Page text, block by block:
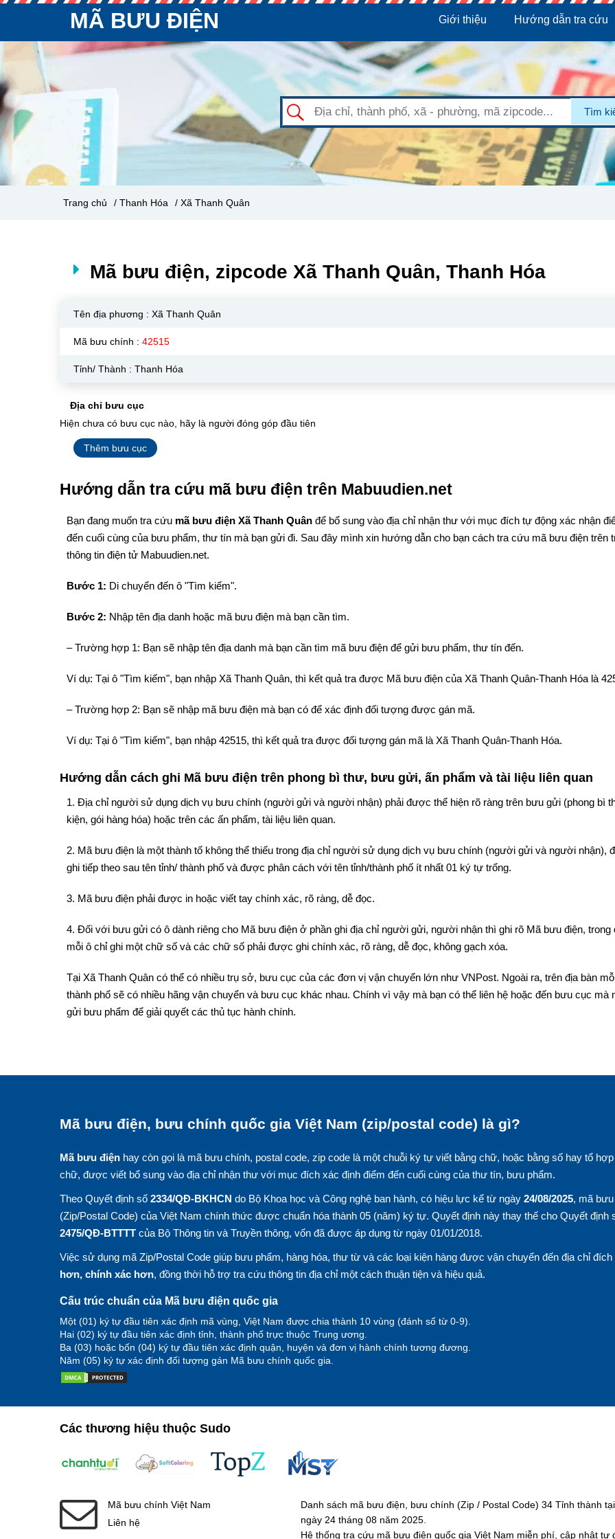
MÃ BƯU ĐIỆN Giới thiệu Hướng dẫn tra cứu
Tìm
Trang chủ / Thanh Hóa / Xã Thanh Quân
Mã bưu điện, zipcode Xã Thanh Quân, Thanh Hóa
Tên địa phương : Xã Thanh Quân
Mã bưu chính : 42515
Tỉnh/ Thành : Thanh Hóa
Địa chỉ bưu cục
Hiện chưa có bưu cục nào, hãy là người đóng góp đầu tiên
Thêm bưu cục
Hướng dẫn tra cứu mã bưu điện trên Mabuudien.net
Bạn đang muốn tra cứu mã bưu điện Xã Thanh Quân để bổ sung vào địa chỉ nhận thư với mục đích tự động xác nhận
đến cuối cùng của bưu phẩm, thư tín mà bạn gửi đi. Sau đây mình xin hướng dẫn cho bạn cách tra cứu mã bưu điện trên
thông tin điện tử Mabuudien.net.
Bước 1: Di chuyển đến ô "Tìm kiếm".
Bước 2: Nhập tên địa danh hoặc mã bưu điện mà bạn cần tìm.
– Trường hợp 1: Bạn sẽ nhập tên địa danh mà bạn cần tìm mã bưu điện để gửi bưu phẩm, thư tín đến.
Ví dụ: Tại ô "Tìm kiếm", bạn nhập Xã Thanh Quân, thì kết quả tra được Mã bưu điện của Xã Thanh Quân-Thanh Hóa là
– Trường hợp 2: Bạn sẽ nhập mã bưu điện mà bạn có để xác định đối tượng được gán mã.
Ví dụ: Tại ô "Tìm kiếm", bạn nhập 42515, thì kết quả tra được đối tượng gán mã là Xã Thanh Quân-Thanh Hóa.
Hướng dẫn cách ghi Mã bưu điện trên phong bì thư, bưu gửi, ấn phẩm và tài liệu liên quan
1. Địa chỉ người sử dụng dịch vụ bưu chính (người gửi và người nhận) phải được thể hiện rõ ràng trên bưu gửi (phong bì
kiện, gói hàng hóa) hoặc trên các ấn phẩm, tài liệu liên quan.
2. Mã bưu điện là một thành tố không thể thiếu trong địa chỉ người sử dụng dịch vụ bưu chính (người gửi và người nhận),
ghi tiếp theo sau tên tỉnh/ thành phố và được phân cách với tên tỉnh/thành phố ít nhất 01 ký tự trống.
3. Mã bưu điện phải được in hoặc viết tay chính xác, rõ ràng, dễ đọc.
4. Đối với bưu gửi có ô dành riêng cho Mã bưu điện ở phần ghi địa chỉ người gửi, người nhận thì ghi rõ Mã bưu điện, trong
mỗi ô chỉ ghi một chữ số và các chữ số phải được ghi chính xác, rõ ràng, dễ đọc, không gạch xóa.
Tại Xã Thanh Quân có thể có nhiều trụ sở, bưu cục của các đơn vị vận chuyển lớn như VNPost. Ngoài ra, trên địa bàn
thành phố sẽ có nhiều hãng vận chuyển và bưu cục khác nhau. Chính vì vậy mà bạn có thể liên hệ hoặc đến bưu cục mà
gửi bưu phẩm để giải quyết các thủ tục hành chính.
Mã bưu điện, bưu chính quốc gia Việt Nam (zip/postal code) là gì?
Mã bưu điện hay còn gọi là mã bưu chính, postal code, zip code là một chuỗi ký tự viết bằng chữ, hoặc bằng số hay tổ
chữ, được viết bổ sung vào địa chỉ nhận thư với mục đích xác định điểm đến cuối cùng của thư tín, bưu phẩm.
Theo Quyết định số 2334/QĐ-BKHCN do Bộ Khoa học và Công nghệ ban hành, có hiệu lực kể từ ngày 24/08/2025, mã
(Zip/Postal Code) của Việt Nam chính thức được chuẩn hóa thành 05 (năm) ký tự. Quyết định này thay thế cho Quyết định
2475/QĐ-BTTTT của Bộ Thông tin và Truyền thông, vốn đã được áp dụng từ ngày 01/01/2018.
Việc sử dụng mã Zip/Postal Code giúp bưu phẩm, hàng hóa, thư từ và các loại kiện hàng được vận chuyển đến địa chỉ đích
hơn, chính xác hơn, đồng thời hỗ trợ tra cứu thông tin địa chỉ một cách thuận tiện và hiệu quả.
Cấu trúc chuẩn của Mã bưu điện quốc gia
Một (01) ký tự đầu tiên xác định mã vùng, Việt Nam được chia thành 10 vùng (đánh số từ 0-9).
Hai (02) ký tự đầu tiên xác định tỉnh, thành phố trực thuộc Trung ương.
Ba (03) hoặc bốn (04) ký tự đầu tiên xác định quận, huyện và đơn vị hành chính tương đương.
Năm (05) ký tự xác định đối tượng gán Mã bưu chính quốc gia.
Các thương hiệu thuộc Sudo
Mã bưu chính Việt Nam
Liên hệ
Danh sách mã bưu điện, bưu chính (Zip / Postal Code) 34 Tỉnh thành
ngày 24 tháng 08 năm 2025.
Hệ thống tra cứu mã bưu điện quốc gia Việt Nam miễn phí, cập nhật tự